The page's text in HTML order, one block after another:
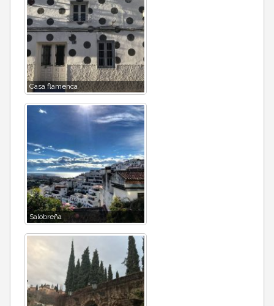
Casa flamenca
Salobreña